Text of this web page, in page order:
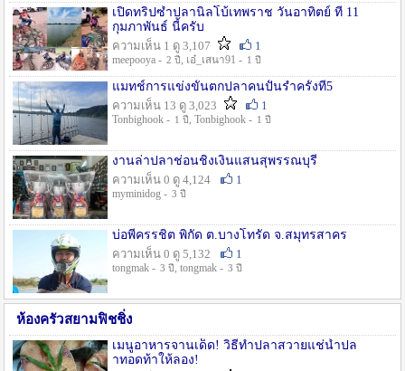
เปิดทริปซ้ำปลานิลโบ้เทพราช วันอาทิตย์ ที่ 11
กุมภาพันธ์ นี้ครับ
ความเห็น 1 ดู 3,107
1
meepooya - 2 ปี , เอ๋_เสนา91 - 1 ปี
แมทช์การแข่งขั้นตกปลาคนปั้นรำครั้งที่5
ความเห็น 13 ดู 3,023
1
Tonbighook - 1 ปี , Tonbighook - 1 ปี
งานล่าปลาช่อนชิงเงินแสนสุพรรณบุรี
ความเห็น 0 ดู 4,124
1
myminidog - 3 ปี
บ่อพี่ครรชิต พิกัด ต.บางโทรัด จ.สมุทรสาคร
ความเห็น 0 ดู 5,132
1
tongmak - 3 ปี , tongmak - 3 ปี
ห้องครัวสยามฟิชชิ่ง
เมนูอาหารจานเด็ด! วิธีทำปลาสวายแช่น้ำปล
าทอดท้าให้ลอง!